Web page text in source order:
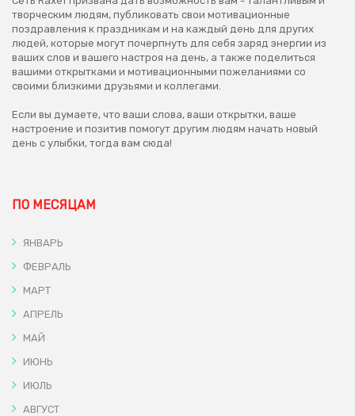
творческим людям, публиковать свои мотивационные
поздравления к праздникам и на каждый день для других
людей, которые могут почерпнуть для себя заряд энергии из
ваших слов и вашего настроя на день, а также поделиться
вашими открытками и мотивационными пожеланиями со
своими близкими друзьями и коллегами.
Если вы думаете, что ваши слова, ваши открытки, ваше
настроение и позитив помогут другим людям начать новый
день с улыбки, тогда вам сюда!
ПО МЕСЯЦАМ
ЯНВАРЬ
ФЕВРАЛЬ
МАРТ
АПРЕЛЬ
МАЙ
ИЮНЬ
ИЮЛЬ
АВГУСТ